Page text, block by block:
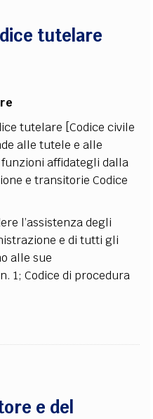
tutelare
tutelare [Codice civile
alle tutele e alle
affidategli dalla
e transitorie Codice
l’assistenza degli
e di tutti gli
alle sue
1; Codice di procedura
e del